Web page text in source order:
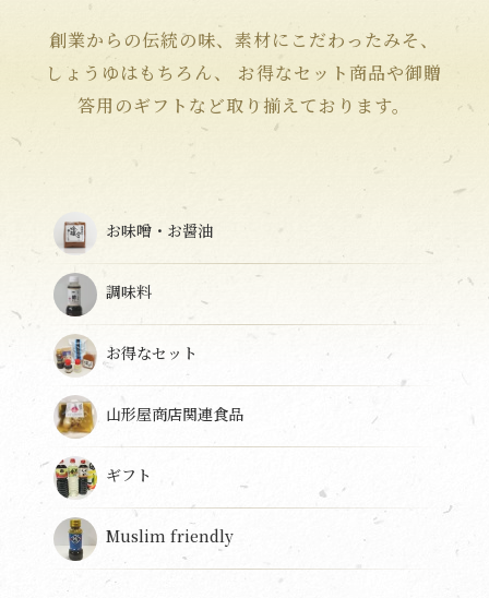
創業からの伝統の味、素材にこだわったみそ、
しょうゆはもちろん、
お得なセット商品や御贈
答用のギフトなど取り揃えております。
お味噌・お醤油
調味料
お得なセット
山形屋商店関連食品
ギフト
Muslim friendly